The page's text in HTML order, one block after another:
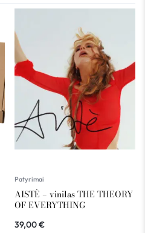
Patyrimai
AISTÈ – vinilas THE THEORY
OF EVERYTHING
39,00€